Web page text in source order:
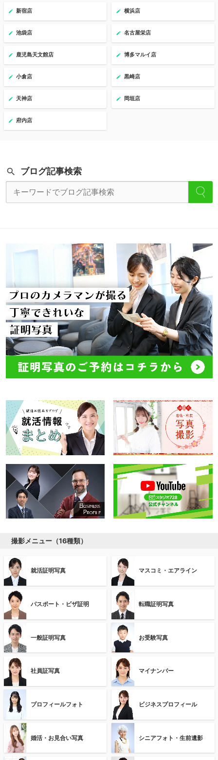
新宿店 横浜店
池袋店 名古屋栄店
鹿児島天文館店 博多マルイ店
小倉店 黒崎店
天神店 岡垣店
府内店
ブログ記事検索
撮影メニュー（16種類）
就活証明写真 マスコミ・エアライン
パスポート・ビザ証明 転職証明写真
一般証明写真 お受験写真
社員証写真 マイナンバー
プロフィールフォト ビジネスプロフィール
婚活・お見合い写真 シニアフォト・生前遺影